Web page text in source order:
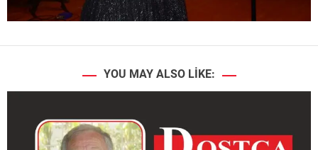
YOU MAY ALSO LIKE: